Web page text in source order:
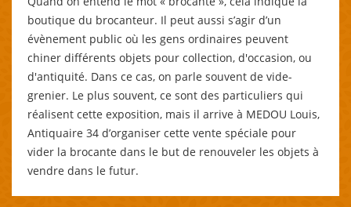
boutique du brocanteur. Il peut aussi s’agir d’un
évènement public où les gens ordinaires peuvent
chiner différents objets pour collection, d'occasion, ou
d'antiquité. Dans ce cas, on parle souvent de vide-
grenier. Le plus souvent, ce sont des particuliers qui
réalisent cette exposition, mais il arrive à MEDOU Louis,
Antiquaire 34 d’organiser cette vente spéciale pour
vider la brocante dans le but de renouveler les objets à
vendre dans le futur.